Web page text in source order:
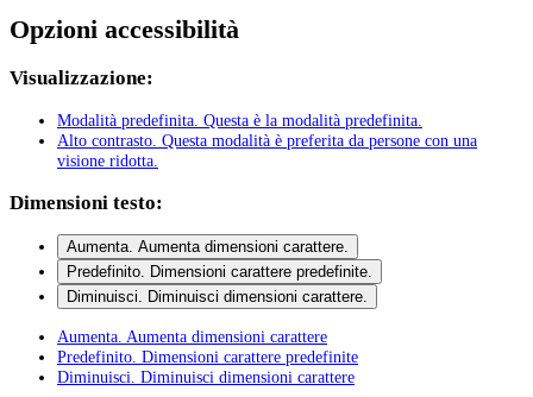
Opzioni accessibilità
Visualizzazione:
Modalità predefinita . Questa è la modalità predefinita.
Alto contrasto . Questa modalità è preferita da persone con una
visione ridotta.
Dimensioni testo:
Aumenta. Aumenta dimensioni carattere.
Predefinito. Dimensioni carattere predefinite.
Diminuisci. Diminuisci dimensioni carattere.
Aumenta . Aumenta dimensioni carattere
Predefinito . Dimensioni carattere predefinite
Diminuisci . Diminuisci dimensioni carattere